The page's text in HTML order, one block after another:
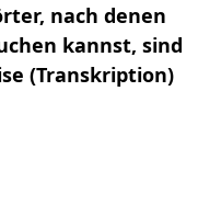
nach denen
kannst, sind
(Transkription)